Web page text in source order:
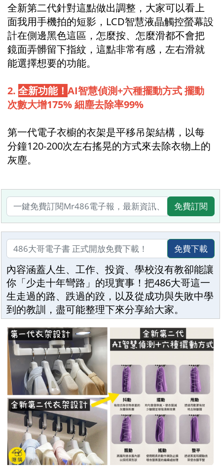
全新第二代針對這點做出調整，大家可以看上
面我用手機拍的短影，LCD智慧液晶觸控螢幕設
計在側邊黑色這區，怎麼按、怎麼滑都不會把
鏡面弄髒留下指紋，這點非常有感，左右滑就
能選擇想要的功能。
2. 全新功能！ AI智慧偵測+六種擺動方式 擺動
次數大增175% 細塵去除率99%
第一代電子衣櫥的衣架是平移吊架結構，以每
分鐘120-200次左右搖晃的方式來去除衣物上的
灰塵。
免費訂閱
免費下載
內容涵蓋人生、工作、投資、學校沒有教卻能讓
你「少走十年彎路」的現實事！把486大哥這一
生走過的路、跌過的跤，以及從成功與失敗中學
到的教訓，盡可能整理下來分享給大家。